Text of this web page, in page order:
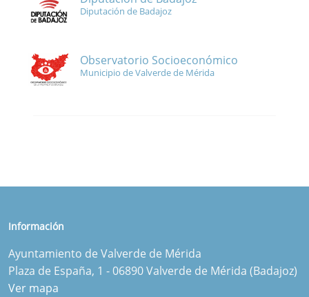
Diputación de Badajoz
Observatorio Socioeconómico
Municipio de Valverde de Mérida
Información
Ayuntamiento de Valverde de Mérida
Plaza de España, 1 - 06890 Valverde de Mérida (Badajoz)
Ver mapa